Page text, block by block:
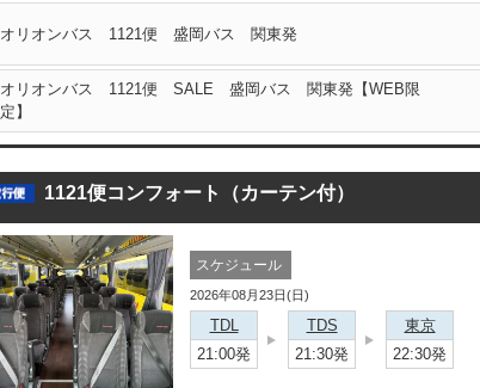
オリオンバス 1121便 盛岡バス 関東発
オリオンバス 1121便 SALE 盛岡バス 関東発【WEB限
定】
1121便コンフォート（カーテン付）
スケジュール
2026年08月23日(日)
TDL
21:00発
TDS
21:30発
東京
22:30発